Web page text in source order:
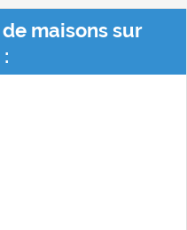
maisons sur